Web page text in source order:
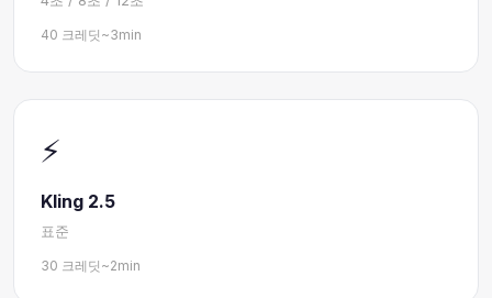
40 크레딧 ~3min
⚡
Kling 2.5
표준
30 크레딧 ~2min